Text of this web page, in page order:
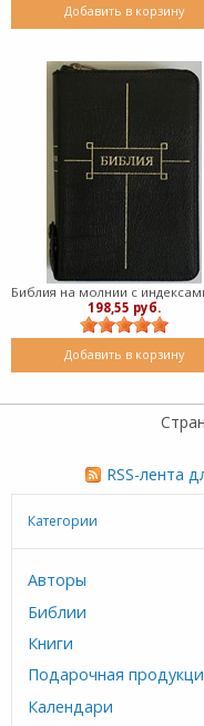
Добавить в корзину
198,55 руб.
Добавить в корзину
RSS-лента
Категории
Авторы
Библии
Книги
Подарочная
Календари